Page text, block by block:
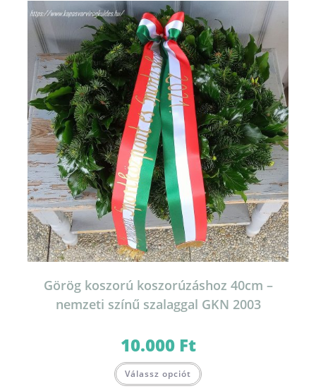
Görög koszorú koszorúzáshoz 40cm –
nemzeti színű szalaggal GKN 2003
10.000 Ft
Válassz opciót